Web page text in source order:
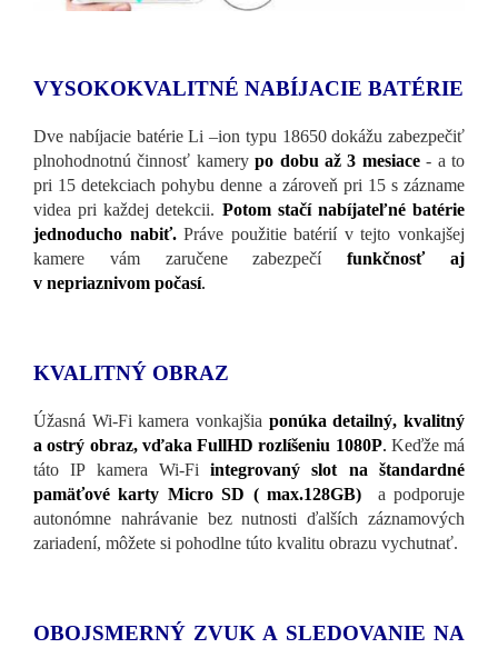
VYSOKOKVALITNÉ NABÍJACIE BATÉRIE
Dve nabíjacie batérie Li –ion typu 18650 dokážu zabezpečiť
plnohodnotnú činnosť kamerypo dobu až 3 mesiace- a to
pri 15 detekciach pohybu denne a zároveň pri 15 s zázname
videa pri každej detekcii. Potom stačí nabíjateľné batérie
jednoducho nabiť.Práve použitie batérií v tejto vonkajšej
kamere vám zaručene zabezpečífunkčnosť aj
v nepriaznivom počasí.
KVALITNÝ OBRAZ
Úžasná Wi-Fi kamera vonkajšia ponúka detailný, kvalitný
a ostrý obraz, vďaka FullHD rozlíšeniu 1080P. Keďže má
táto IP kamera Wi-Fiintegrovaný slot na štandardné
pamäťové karty Micro SD ( max.128GB)
a podporuje
autonómne nahrávanie bez nutnosti ďalších záznamových
zariadení, môžete si pohodlne túto kvalitu obrazu vychutnať.
OBOJSMERNÝ ZVUK A SLEDOVANIE NA